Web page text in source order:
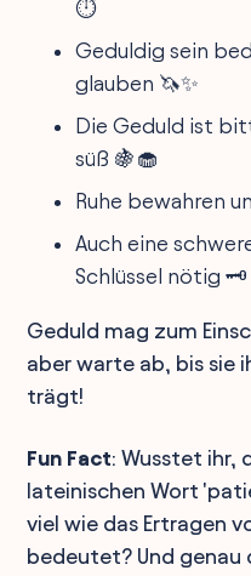
⏱️
Geduldig sein
glauben 🦄✨
Die Geduld ist
süß 🍇🧁
Ruhe bewahren
Auch eine
Schlüssel nötig
Geduld mag zum
aber warte ab, bis sie
trägt!
Fun Fact: Wusstet ihr,
lateinischen Wort
viel wie das Ertragen
bedeutet? Und